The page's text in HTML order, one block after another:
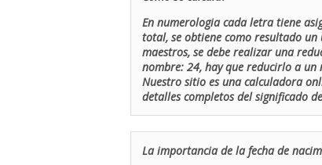
En numerologia cada letra tiene
total, se obtiene como resultado un
maestros, se debe realizar una
nombre: 24, hay que reducirlo a
Nuestro sitio es una calculadora
detalles completos del significado
La importancia de la fecha de